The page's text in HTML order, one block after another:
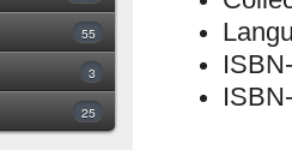
55
3
25